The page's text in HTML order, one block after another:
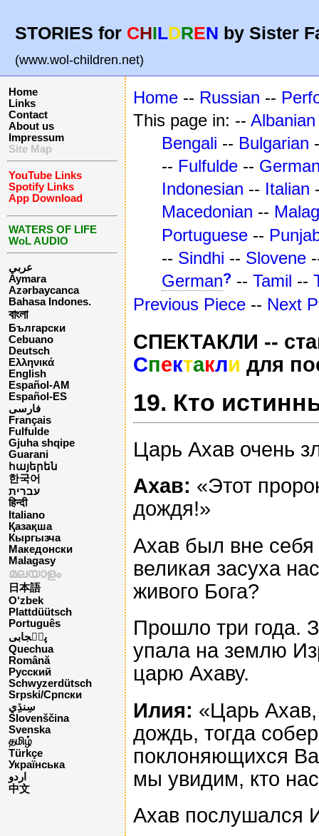
STORIES for CHILDREN by Sister
(www.wol-children.net)
Home
Links
Contact
About us
Impressum
Site Map
YouTube Links
Spotify Links
App Download
WATERS OF LIFE
WoL AUDIO
عربي
Aymara
Azərbaycanca
Bahasa Indones.
বাংলা
Български
Cebuano
Deutsch
Ελληνικά
English
Español-AM
Español-ES
فارسی
Français
Fulfulde
Gjuha shqipe
Guarani
հայերեն
한국어
עברית
हिन्दी
Italiano
Қазақша
Кыргызча
Македонски
Malagasy
മലയാളം
日本語
O‘zbek
Plattdüütsch
Português
پن٘جابی
Quechua
Română
Русский
Schwyzerdütsch
Srpski/Српски
Slovenščina
Svenska
தமிழ்
Türkçe
Українська
اردو
中文
Home -- Russian --
This page in: -- Albanian
Bengali -- Bulgarian
-- Fulfulde --
Indonesian -- Italian
Macedonian --
Portuguese --
-- Sindhi -- Slovene
German? -- Tamil --
Previous Piece -- Next
СПЕКТАКЛИ --
Спектакли для
19. Кто
Царь Ахав очень
Ахав: «Этот
дождя!»
Ахав был вне
великая засуха
живого Бога?
Прошло три года.
упала на землю
царю Ахаву.
Илия: «Царь
дождь, тогда
поклоняющихся
мы увидим, кто
Ахав послушался